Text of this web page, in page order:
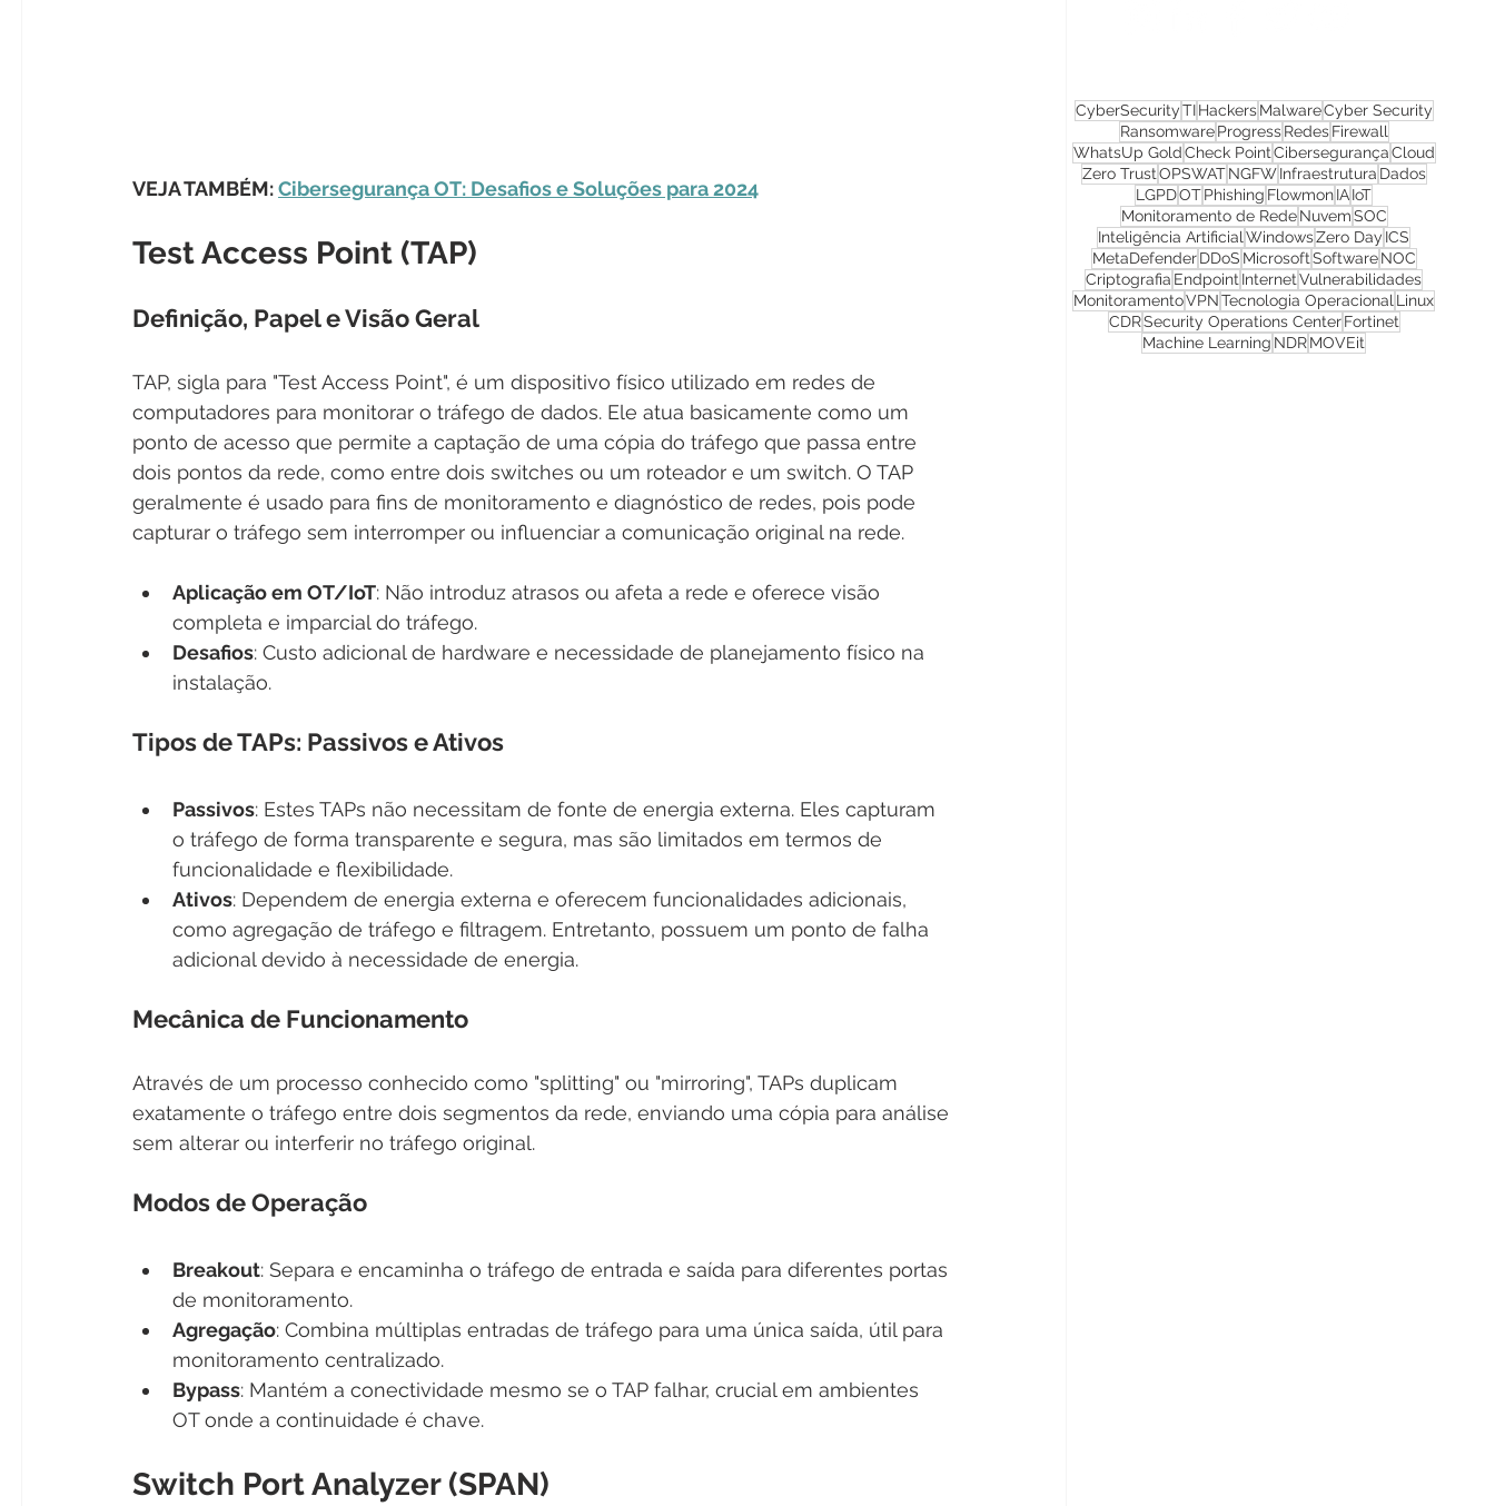
VEJA TAMBÉM: Cibersegurança OT: Desafios e Soluções para 2024
Test Access Point (TAP)
Definição, Papel e Visão Geral
TAP, sigla para "Test Access Point", é um dispositivo físico utilizado em redes de
computadores para monitorar o tráfego de dados. Ele atua basicamente como um
ponto de acesso que permite a captação de uma cópia do tráfego que passa entre
dois pontos da rede, como entre dois switches ou um roteador e um switch. O TAP
geralmente é usado para fins de monitoramento e diagnóstico de redes, pois pode
capturar o tráfego sem interromper ou influenciar a comunicação original na rede.
Aplicação em OT/IoT: Não introduz atrasos ou afeta a rede e oferece visão
completa e imparcial do tráfego.
Desafios: Custo adicional de hardware e necessidade de planejamento físico na
instalação.
Tipos de TAPs: Passivos e Ativos
Passivos: Estes TAPs não necessitam de fonte de energia externa. Eles capturam
o tráfego de forma transparente e segura, mas são limitados em termos de
funcionalidade e flexibilidade.
Ativos: Dependem de energia externa e oferecem funcionalidades adicionais,
como agregação de tráfego e filtragem. Entretanto, possuem um ponto de falha
adicional devido à necessidade de energia.
Mecânica de Funcionamento
Através de um processo conhecido como "splitting" ou "mirroring", TAPs duplicam
exatamente o tráfego entre dois segmentos da rede, enviando uma cópia para análise
sem alterar ou interferir no tráfego original.
Modos de Operação
Breakout: Separa e encaminha o tráfego de entrada e saída para diferentes portas
de monitoramento.
Agregação: Combina múltiplas entradas de tráfego para uma única saída, útil para
monitoramento centralizado.
Bypass: Mantém a conectividade mesmo se o TAP falhar, crucial em ambientes
OT onde a continuidade é chave.
Switch Port Analyzer (SPAN)
CyberSecurityTI Hackers MalwareCyber Security
Ransomware Progress Redes Firewall
WhatsUp GoldCheck PointCibersegurançaCloud
Zero TrustOPSWAT NGFW Infraestrutura Dados
LGPDOTPhishing FlowmonIAIoT
Monitoramento de Rede NuvemSOC
Inteligência Artificial WindowsZero Day ICS
MetaDefender DDoS MicrosoftSoftware NOC
Criptografia Endpoint InternetVulnerabilidades
MonitoramentoVPNTecnologia Operacional Linux
CDRSecurity Operations Center Fortinet
Machine Learning NDRMOVEit